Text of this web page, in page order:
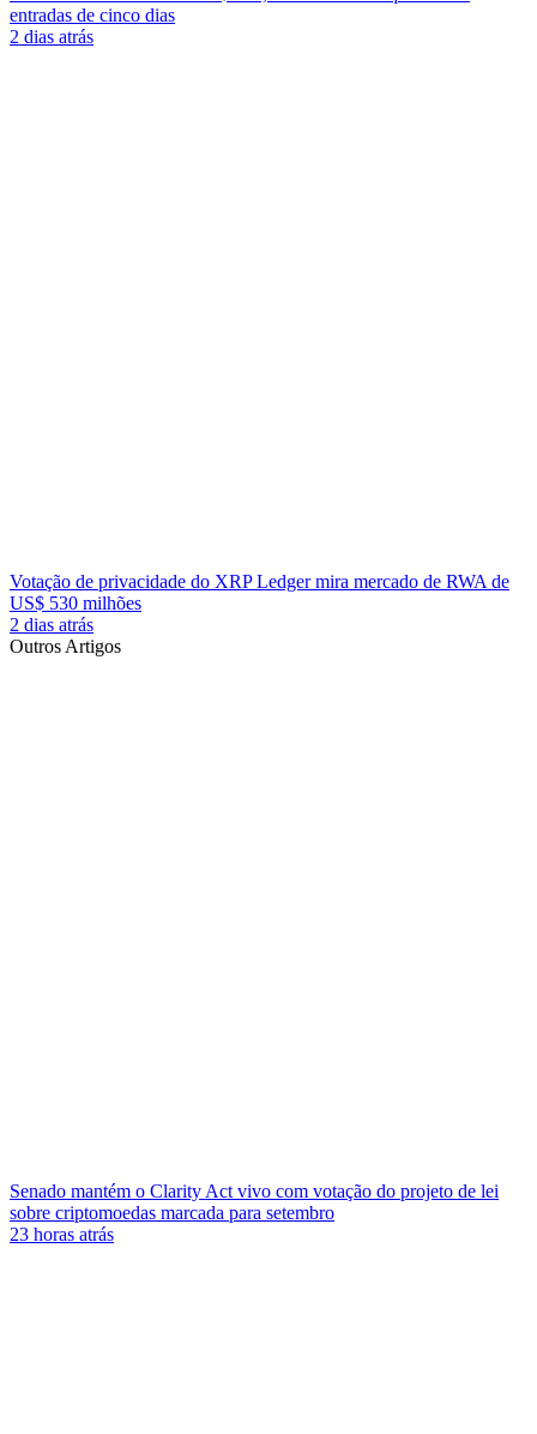
entradas de cinco dias
2 dias atrás
Votação de privacidade do XRP Ledger mira mercado de RWA de
US$ 530 milhões
2 dias atrás
Outros Artigos
Senado mantém o Clarity Act vivo com votação do projeto de lei
sobre criptomoedas marcada para setembro
23 horas atrás